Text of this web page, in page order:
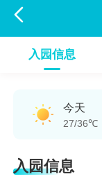

入园信息
今天
27/36℃
入园信息